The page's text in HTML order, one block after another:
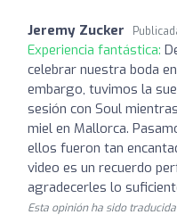
Jeremy Zucker
Experiencia fantástica:
celebrar nuestra boda
embargo, tuvimos la
sesión con Soul
miel en Mallorca.
ellos fueron tan
video es un recuerdo
agradecerles lo
Esta opinión ha sido